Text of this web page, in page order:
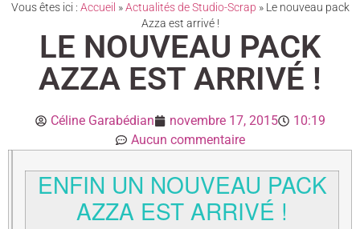
Vous êtes ici : Accueil »Actualités de Studio-Scrap » Le nouveau pack
Azza est arrivé !
LE NOUVEAU PACK
AZZA EST ARRIVÉ !
Céline Garabédian novembre 17, 2015
10:19
Aucun commentaire
ENFIN UN NOUVEAU PACK
AZZA EST ARRIVÉ !